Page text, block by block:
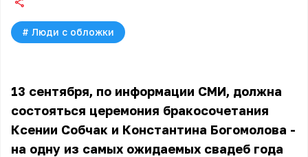
# Люди с обложки
13 сентября, по информации СМИ, должна
состояться церемония бракосочетания
Ксении Собчак и Константина Богомолова -
на одну из самых ожидаемых свадеб года